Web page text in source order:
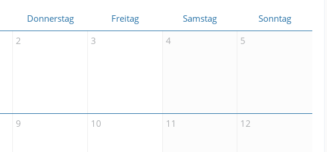
Donnerstag Freitag Samstag
Sonntag
2 3 4 5
9 10 11 12